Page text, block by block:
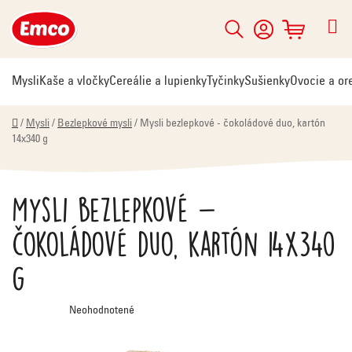
na
obsah
Hľadať
NÁKUPNÝ
KOŠÍK
MysliKaše a vločkyCereálie a lupienky TyčinkySušienkyOvocie a
Domov
/ Mysli / Bezlepkové mysli / Mysli bezlepkové - čokoládové duo, kartón
14x340 g
Mysli bezlepkové -
čokoládové duo, kartón 14x340
g
Priemerné
hodnotenie
Neohodnotené